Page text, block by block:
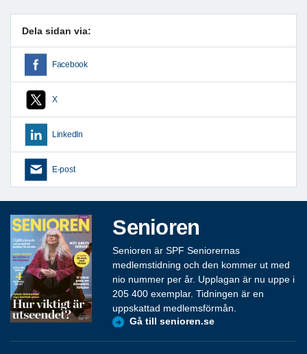
Dela sidan via:
Facebook
X
LinkedIn
E-post
Senioren
Senioren är SPF Seniorernas
medlemstidning och den kommer ut med
nio nummer per år. Upplagan är nu uppe i
205 400 exemplar. Tidningen är en
uppskattad medlemsförmån.
Gå till senioren.se